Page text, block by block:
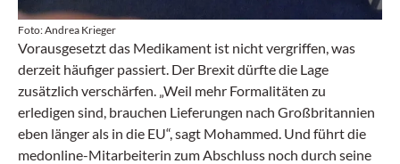
Foto: Andrea Krieger
Vorausgesetzt das Medikament ist nicht vergriffen, was
derzeit häufiger passiert. Der Brexit dürfte die Lage
zusätzlich verschärfen. „Weil mehr Formalitäten zu
erledigen sind, brauchen Lieferungen nach Großbritannien
eben länger als in die EU“, sagt Mohammed. Und führt die
medonline-Mitarbeiterin zum Abschluss noch durch seine